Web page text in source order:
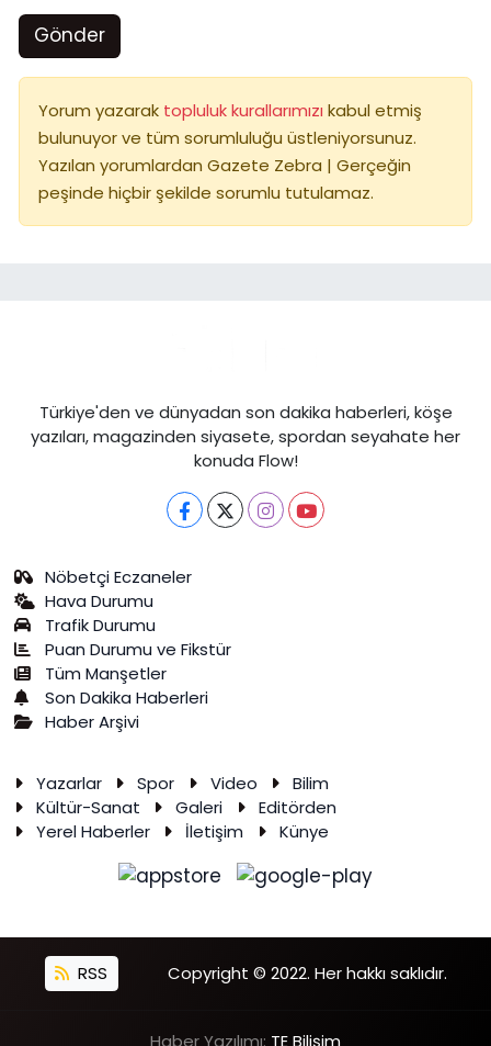
Gönder
Yorum yazarak topluluk kurallarımızı kabul etmiş
bulunuyor ve tüm sorumluluğu üstleniyorsunuz.
Yazılan yorumlardan Gazete Zebra | Gerçeğin
peşinde hiçbir şekilde sorumlu tutulamaz.
Türkiye'den ve dünyadan son dakika haberleri, köşe
yazıları, magazinden siyasete, spordan seyahate her
konuda Flow!
Nöbetçi Eczaneler
Hava Durumu
Trafik Durumu
Puan Durumu ve Fikstür
Tüm Manşetler
Son Dakika Haberleri
Haber Arşivi
Yazarlar Spor Video
Bilim
Kültür-Sanat
Galeri
Editörden
Yerel Haberler
İletişim Künye
RSS Copyright © 2022. Her hakkı saklıdır.
Haber Yazılımı: TE Bilişim